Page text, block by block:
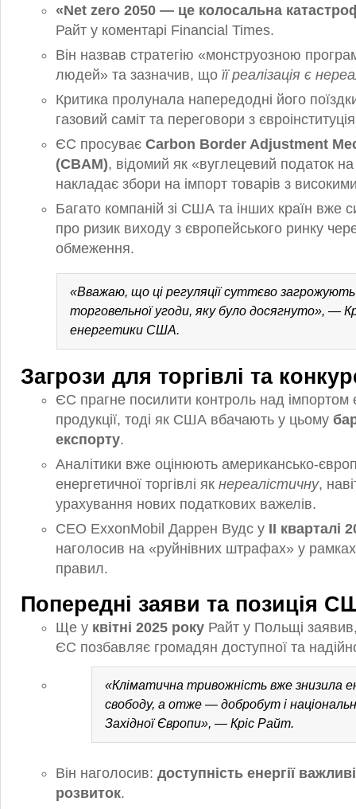
«Net zero 2050 — це колосальна
Райт у коментарі Financial Times.
Він назвав стратегію «монструозною
людей» та зазначив, що її реалізація є
Критика пролунала напередодні його
газовий саміт та переговори з
ЄС просуває Carbon Border Adjustment
(CBAM), відомий як «вуглецевий податок
накладає збори на імпорт товарів з
Багато компаній зі США та інших країн вже
про ризик виходу з європейського ринку
обмеження.
«Вважаю, що ці регуляції суттєво загрожують
торговельної угоди, яку було досягнуто», —
енергетики США.
Загрози для торгівлі та
ЄС прагне посилити контроль над імпортом
продукції, тоді як США вбачають у цьому
експорту.
Аналітики вже оцінюють американсько-
енергетичної торгівлі як нереалістичну,
урахування нових податкових важелів.
CEO ExxonMobil Даррен Вудс у ІІ кварталі
наголосив на «руйнівних штрафах» у
правил.
Попередні заяви та позиція
Ще у квітні 2025 року Райт у Польщі
ЄС позбавляє громадян доступної та
«Кліматична тривожність вже знизила
свободу, а отже — добробут і
Західної Європи», — Кріс Райт.
Він наголосив: доступність енергії
розвиток.